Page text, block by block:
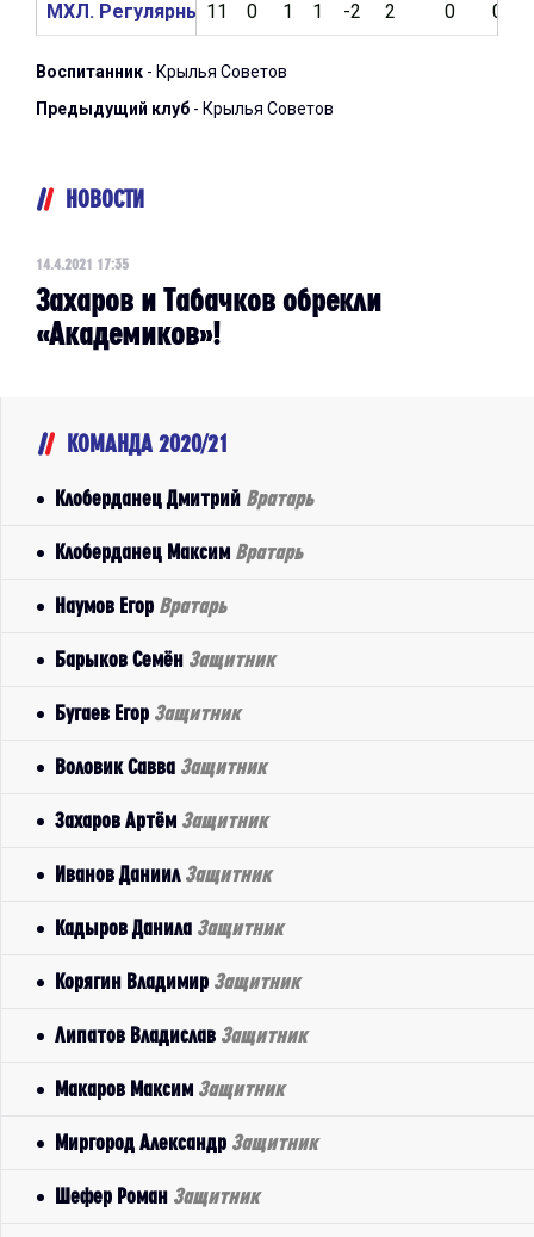
11 0 1 1 -2 2 0 0
МХЛ. Регулярный чемпионат 2020/2021
Воспитанник - Крылья Советов
Предыдущий клуб - Крылья Советов
НОВОСТИ
14.4.2021 17:35
Захаров и Табачков обрекли
«Академиков»!
КОМАНДА 2020/21
Клоберданец Дмитрий Вратарь
Клоберданец Максим Вратарь
Наумов Егор Вратарь
Барыков Семён Защитник
Бугаев Егор Защитник
Воловик Савва Защитник
Захаров Артём Защитник
Иванов Даниил Защитник
Кадыров Данила Защитник
Корягин Владимир Защитник
Липатов Владислав Защитник
Макаров Максим Защитник
Миргород Александр Защитник
Шефер Роман Защитник